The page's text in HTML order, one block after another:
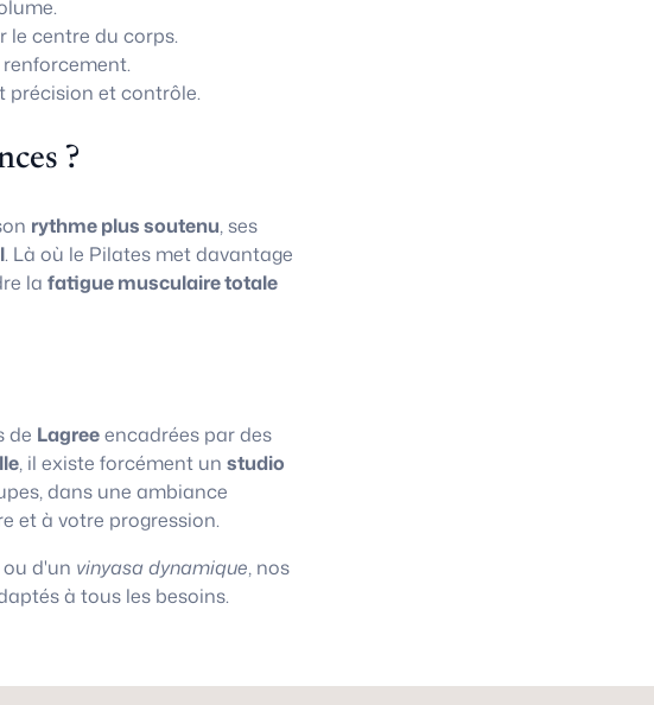
le centre du corps.
précision et contrôle.
?
rythme plus soutenu, ses
. Là où le Pilates met davantage
la fatigue musculaire totale
de Lagreeencadrées par des
, il existe forcément un studio
dans une ambiance
et à votre progression.
d'un vinyasa dynamique, nos
à tous les besoins.